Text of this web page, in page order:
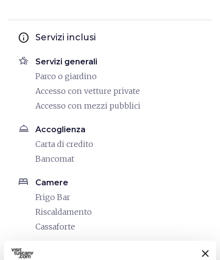
info Servizi inclusi
hotel_class Servizi generali
Parco o giardino
Accesso con vetture private
Accesso con mezzi pubblici
room_service Accoglienza
Carta di credito
Bancomat
bed Camere
Frigo Bar
Riscaldamento
Cassaforte
local_parking